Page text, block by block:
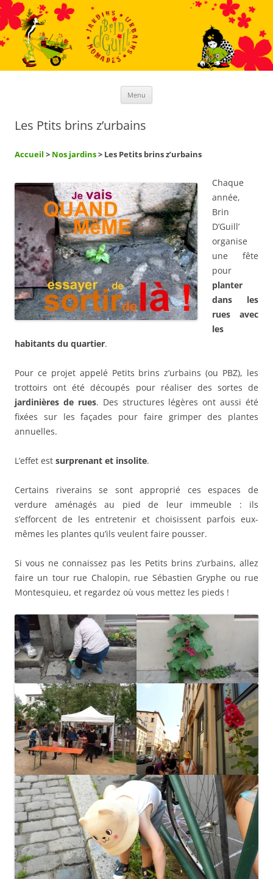
Menu
Les Ptits brins z’urbains
Accueil > Nos jardins> Les Petits brins z’urbains
Chaque
année,
Brin
D’Guill’
organise
une fête
pour
planter
dans les
rues avec
les
habitants du quartier.
Pour ce projet appelé Petits brins z’urbains (ou PBZ), les
trottoirs ont été découpés pour réaliser des sortes de
jardinières de rues. Des structures légères ont aussi été
fixées sur les façades pour faire grimper des plantes
annuelles.
L’effet est surprenant et insolite.
Certains riverains se sont approprié ces espaces de
verdure aménagés au pied de leur immeuble : ils
s’efforcent de les entretenir et choisissent parfois eux-
mêmes les plantes qu’ils veulent faire pousser.
Si vous ne connaissez pas les Petits brins z’urbains, allez
faire un tour rue Chalopin, rue Sébastien Gryphe ou rue
Montesquieu, et regardez où vous mettez les pieds !